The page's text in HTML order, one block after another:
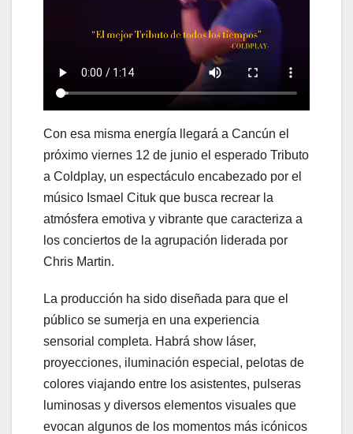
Con esa misma energía llegará a Cancún el
próximo viernes 12 de junio el esperado Tributo
a Coldplay, un espectáculo encabezado por el
músico Ismael Cituk que busca recrear la
atmósfera emotiva y vibrante que caracteriza a
los conciertos de la agrupación liderada por
Chris Martin.
La producción ha sido diseñada para que el
público se sumerja en una experiencia
sensorial completa. Habrá show láser,
proyecciones, iluminación especial, pelotas de
colores viajando entre los asistentes, pulseras
luminosas y diversos elementos visuales que
evocan algunos de los momentos más icónicos